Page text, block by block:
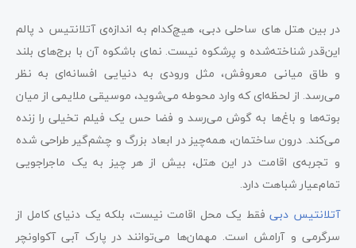
در بین هتل های ساحلی دبی، هیچ‌کدام به اندازه‌ی آتلانتیس د پالم
این‌قدر شناخته‌شده و پرشکوه نیست. نمای باشکوه آن با برج‌های بلند
و طاق میانی معروفش، مثل ورودی به دنیایی افسانه‌ای به نظر
می‌رسد. از لحظه‌ای که وارد محوطه می‌شوید، موسیقی ملایمی از میان
بوته‌ها و باغ‌ها به گوش می‌رسد و فضا حس یک فیلم تخیلی را زنده
می‌کند. درون ساختمان، همه‌چیز در ابعاد بزرگ و چشم‌گیر طراحی شده
و تجربه‌ی اقامت در این هتل، بیش از هر چیز به یک ماجراجویی
تمام‌عیار شباهت دارد.
آتلانتیس دبیفقط یک محل اقامت نیست، بلکه یک دنیای کامل از
سرگرمی و آرامش است. مهمان‌ها می‌توانند در پارک آبی آکواونچر